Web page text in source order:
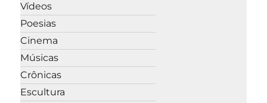
Vídeos
Poesias
Cinema
Músicas
Crônicas
Escultura